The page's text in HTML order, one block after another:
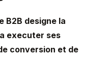
B2B designe la
executer ses
conversion et de